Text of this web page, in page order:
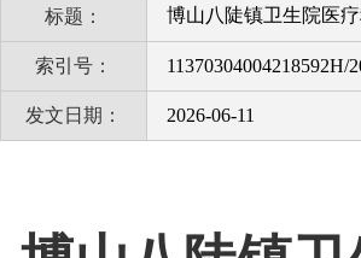
标题： 博山八陡镇卫生院医
索引号： 11370304004218592H/
发文日期： 2026-06-11